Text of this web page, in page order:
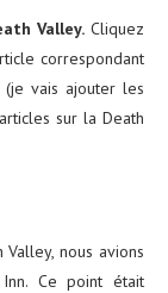
Valley.Cliquez
correspondant
vais ajouter les
sur la Death
nous avions
Ce point était